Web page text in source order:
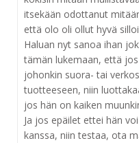
itsekään odottanut
että olo oli ollut hyvä
Haluan nyt sanoa ihan
tämän lukemaan, että
johonkin suora- tai
tuotteeseen, niin
jos hän on kaiken
Ja jos epäilet ettei hän
kanssa, niin testaa, ota